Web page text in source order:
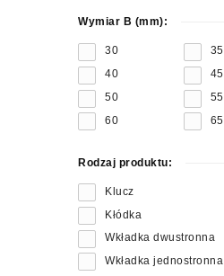
Wymiar B (mm):
30
35
40
45
50
55
60
65
Rodzaj produktu:
Klucz
Kłódka
Wkładka dwustronna
Wkładka jednostronna